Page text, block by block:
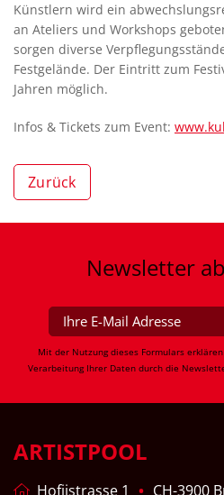
Künstlern wird ein
an Ateliers und Workshops
sorgen diverse
Festgelände. Der Eintritt zum
Jahren möglich.
Infos & Tickets zum Event:
Zurück
Newsletter
Mit der Nutzung dieses Formulars
Verarbeitung Ihrer Daten durch die
ARTISTPOOL
Hofjistrasse 1 CH-3900